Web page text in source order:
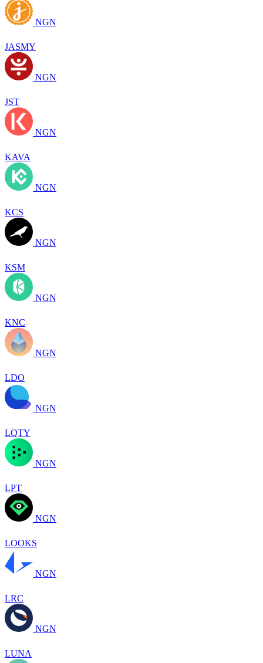
NGN
JASMY
NGN
JST
NGN
KAVA
NGN
KCS
NGN
KSM
NGN
KNC
NGN
LDO
NGN
LQTY
NGN
LPT
NGN
LOOKS
NGN
LRC
NGN
LUNA